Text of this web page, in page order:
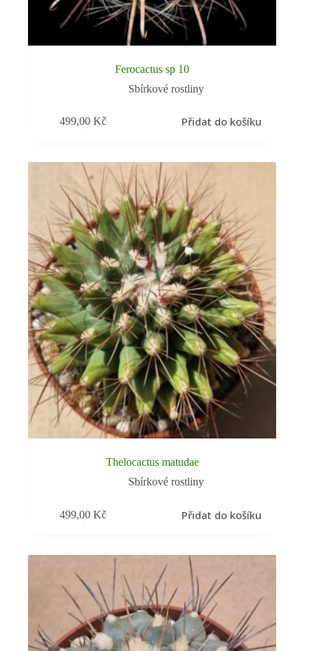
Ferocactus sp 10
Sbírkové rostliny
499,00Kč Přidat do košíku
Thelocactus matudae
Sbírkové rostliny
499,00Kč Přidat do košíku